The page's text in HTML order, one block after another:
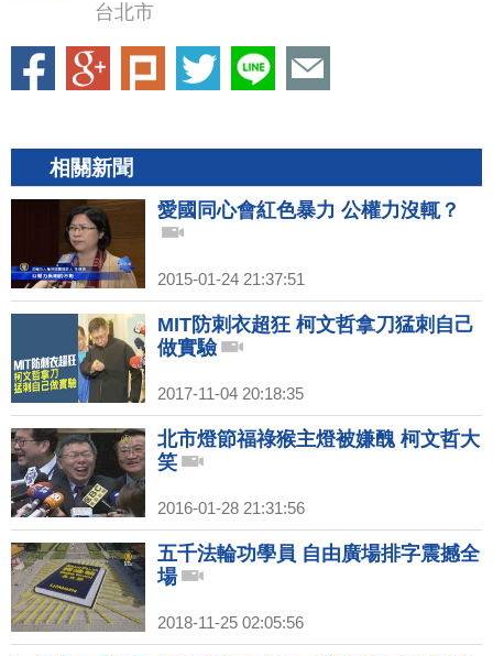
台北市
相關新聞
愛國同心會紅色暴力 公權力沒輒？
2015-01-24 21:37:51
MIT防刺衣超狂 柯文哲拿刀猛刺自己
做實驗
2017-11-04 20:18:35
北市燈節福祿猴主燈被嫌醜 柯文哲大
笑
2016-01-28 21:31:56
五千法輪功學員 自由廣場排字震撼全
場
2018-11-25 02:05:56